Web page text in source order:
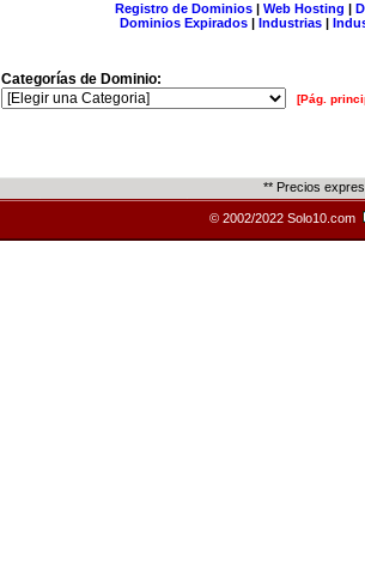
Registro de Dominios| Web Hosting |
Dominios Expirados | Industrias |
Categorías de Dominio:
[Pág.
** Precios
© 2002/2022 Solo10.com